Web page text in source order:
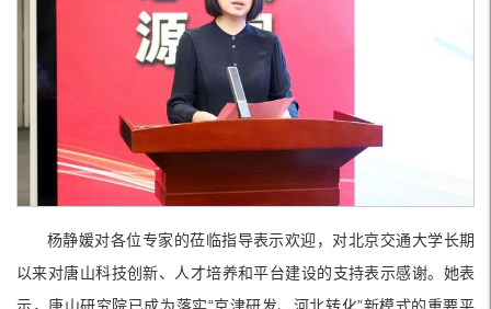
杨静媛对各位专家的莅临指导表示欢迎，对北京交通大学长期
以来对唐山科技创新、人才培养和平台建设的支持表示感谢。她表
示，唐山研究院已成为落实“京津研发、河北转化”新模式的重要平